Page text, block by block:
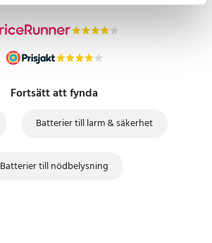
Fortsätt att fynda
Batterier till larm & säkerhet
Batterier till nödbelysning